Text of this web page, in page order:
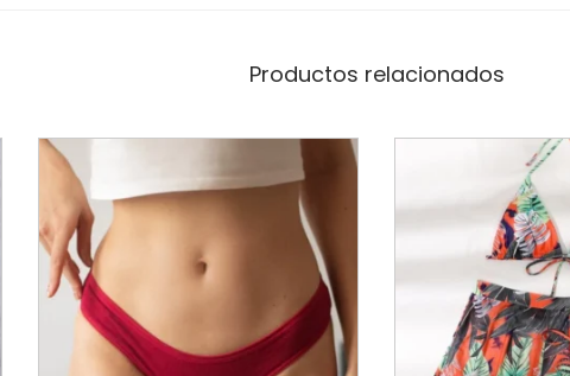
Productos relacionados